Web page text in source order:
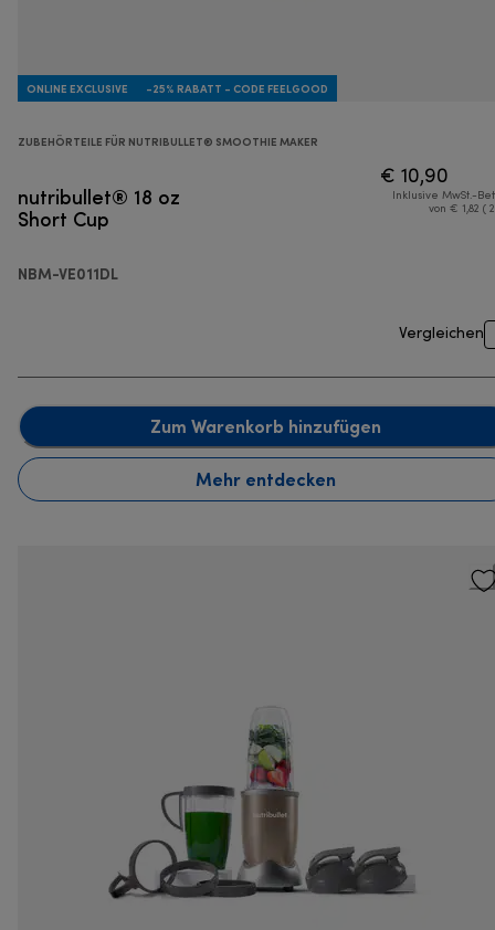
ONLINE EXCLUSIVE -25% RABATT - CODE FEELGOOD
ZUBEHÖRTEILE FÜR NUTRIBULLET® SMOOTHIE MAKER
nutribullet® 18 oz
Short Cup
NBM-VE011DL
€ 10,90
Inklusive MwSt.-
von € 1,82 (
Vergleichen
Zum Warenkorb hinzufügen
Mehr entdecken